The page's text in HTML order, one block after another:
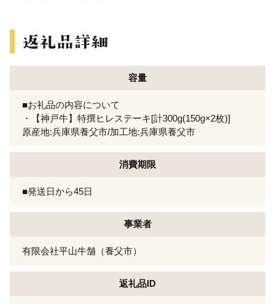
容量
■お礼品の内容について
・【神戸牛】特撰ヒレステーキ[計300g(150g×2枚)]
原産地:兵庫県養父市/加工地:兵庫県養父市
消費期限
■発送日から45日
事業者
有限会社平山牛舗（養父市）
返礼品ID